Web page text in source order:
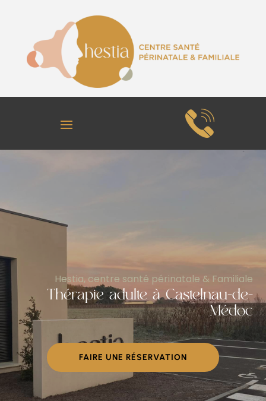
Hestia, centre santé périnatale & Familiale
Thérapie adulte à Castelnau-de-
Médoc
FAIRE UNE RÉSERVATION